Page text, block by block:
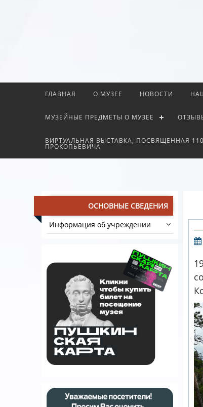
ГЛАВНАЯ О МУЗЕЕ НОВОСТИ
МУЗЕЙНЫЕ ПРЕДМЕТЫ О МУЗЕЕ
ВИРТУАЛЬНАЯ ВЫСТАВКА, ПОСВЯЩЕННАЯ
ПРОКОПЬЕВИЧА
ОСНОВНЫЕ СВЕДЕНИЯ
Информация об учреждении